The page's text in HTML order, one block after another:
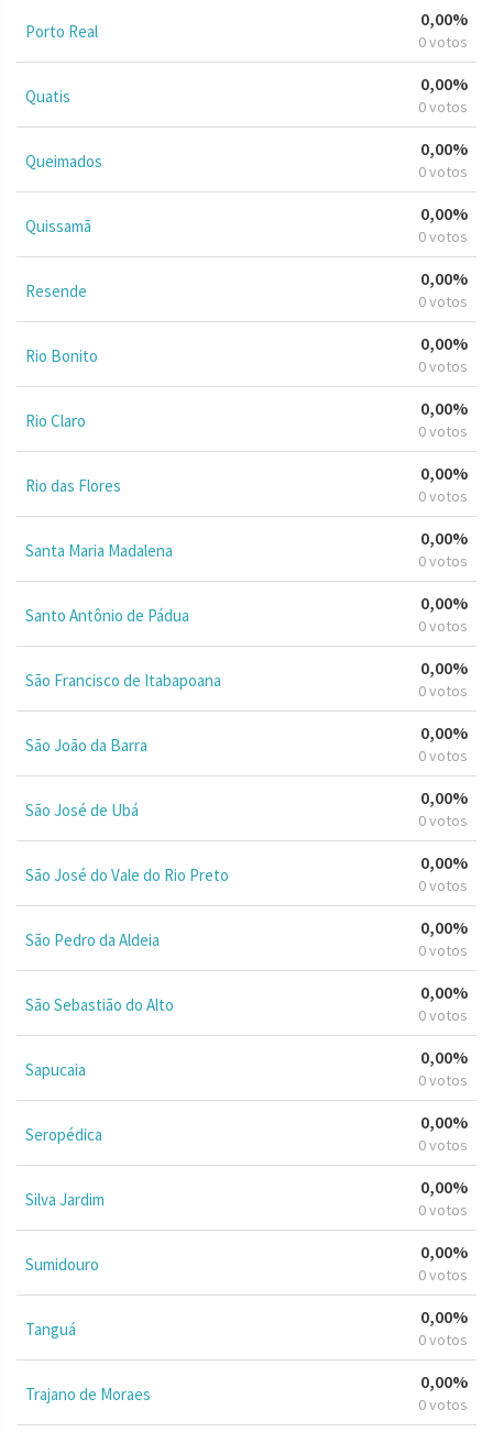
Porto Real
0,00%
0 votos
Quatis
0,00%
0 votos
Queimados
0,00%
0 votos
Quissamã
0,00%
0 votos
Resende
0,00%
0 votos
Rio Bonito
0,00%
0 votos
Rio Claro
0,00%
0 votos
Rio das Flores
0,00%
0 votos
Santa Maria Madalena
0,00%
0 votos
Santo Antônio de Pádua
0,00%
0 votos
São Francisco de Itabapoana
0,00%
0 votos
São João da Barra
0,00%
0 votos
São José de Ubá
0,00%
0 votos
São José do Vale do Rio Preto
0,00%
0 votos
São Pedro da Aldeia
0,00%
0 votos
São Sebastião do Alto
0,00%
0 votos
Sapucaia
0,00%
0 votos
Seropédica
0,00%
0 votos
Silva Jardim
0,00%
0 votos
Sumidouro
0,00%
0 votos
Tanguá
0,00%
0 votos
Trajano de Moraes
0,00%
0 votos